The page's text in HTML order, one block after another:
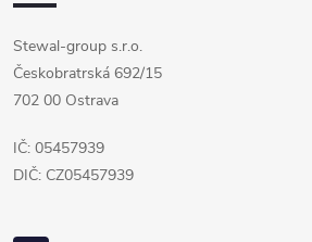
Stewal-group s.r.o.
Českobratrská 692/15
702 00 Ostrava
IČ: 05457939
DIČ: CZ05457939